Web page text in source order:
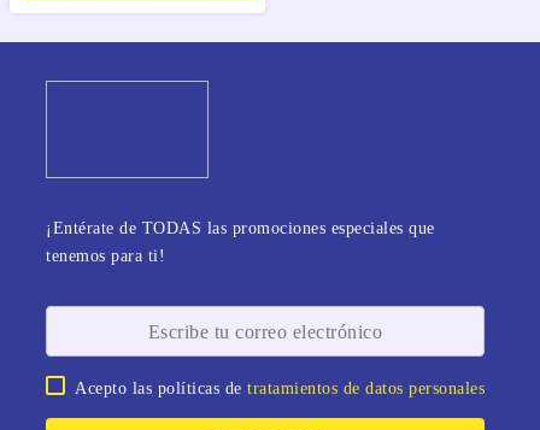
¡Entérate de TODAS las promociones especiales que
tenemos para ti!
Acepto las políticas detratamientos de datos personales